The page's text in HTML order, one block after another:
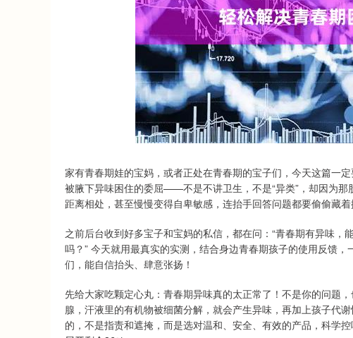
家有青春期娃的宝妈，或者正处在青春期的宝子们，今天这篇一
被腋下异味困住的委屈——不是不讲卫生，不是“异类”，却因为
距离相处，甚至慢慢变得自卑敏感，连抬手回答问题都要偷偷藏着
之前后台收到好多宝子和宝妈的私信，都在问：“青春期有异味，
吗？” 今天就用最真实的实测，结合身边青春期孩子的使用反馈
们，能自信抬头、肆意张扬！
先给大家吃颗定心丸：青春期异味真的太正常了！不是你的问题
腺，汗液里的有机物被细菌分解，就会产生异味，再加上孩子代
的，不是指责和遮掩，而是选对温和、安全、有效的产品，科学控